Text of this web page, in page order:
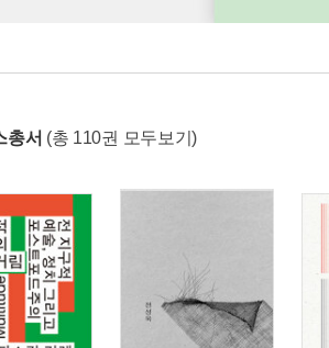
총서 (총 110권 모두보기)